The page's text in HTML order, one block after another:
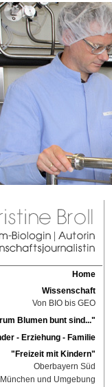
Home
Wissenschaft
Von BIO bis GEO
Blumen bunt sind..."
- Erziehung - Familie
"Freizeit mit Kindern"
Oberbayern Süd
München und Umgebung